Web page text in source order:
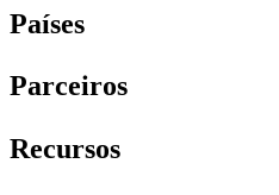
Países​​
Parceiros​​
Recursos​​